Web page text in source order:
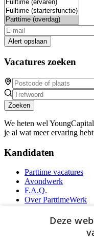
Alert opslaan
Vacatures zoeken
Zoeken
We heten wel
je al wat meer ervaring
Kandidaten
Parttime vacatures
Avondwerk
F.A.Q.
Over ParttimeWerk
YoungCapital
Deze